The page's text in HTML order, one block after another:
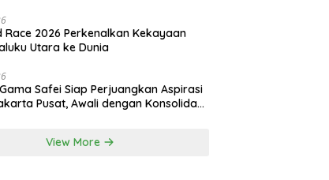
Race 2026 Perkenalkan Kekayaan
Utara ke Dunia
Safei Siap Perjuangkan Aspirasi
Pusat, Awali dengan Konsolidasi
View More